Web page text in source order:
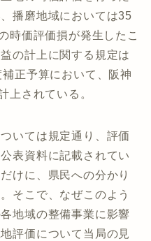
播磨地域においては35
時価評価損が発生したこ
の計上に関する規定は
正予算において、阪神
上されている。
いては規定通り、評価
表資料に記載されてい
けに、県民への分かり
そこで、なぜこのよう
地域の整備事業に影響
評価について当局の見